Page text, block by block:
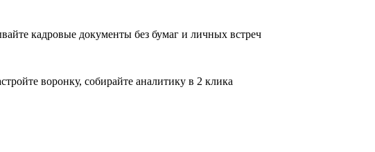
кадровые документы без бумаг и личных встреч
воронку, собирайте аналитику в 2 клика